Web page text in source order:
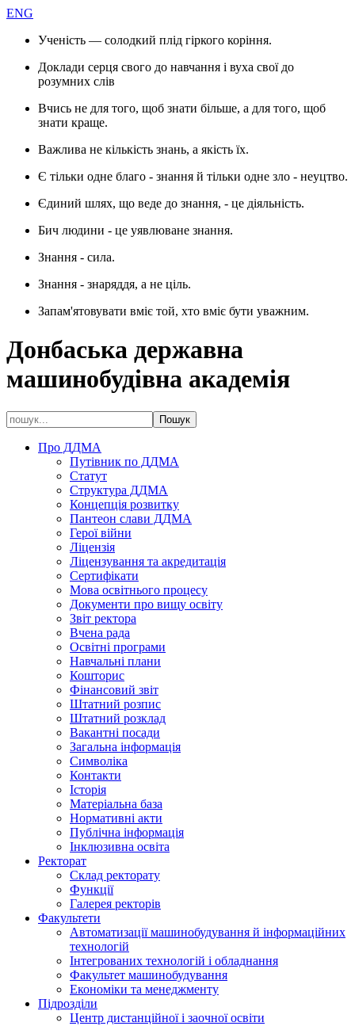
ENG
Ученість — солодкий плід гіркого коріння.
Доклади серця свого до навчання і вуха свої до
розумних слів
Вчись не для того, щоб знати більше, а для того, щоб
знати краще.
Важлива не кількість знань, а якість їх.
Є тільки одне благо - знання й тільки одне зло - неуцтво.
Єдиний шлях, що веде до знання, - це діяльність.
Бич людини - це уявлюване знання.
Знання - сила.
Знання - знаряддя, а не ціль.
Запам'ятовувати вміє той, хто вміє бути уважним.
Донбаська державна
машинобудівна академія
Про ДДМА
Путівник по ДДМА
Статут
Структура ДДМА
Концепція розвитку
Пантеон слави ДДМА
Герої війни
Ліцензія
Ліцензування та акредитація
Сертифікати
Мова освітнього процесу
Документи про вищу освіту
Звіт ректора
Вчена рада
Освітні програми
Навчальні плани
Кошторис
Фінансовий звіт
Штатний розпис
Штатний розклад
Вакантні посади
Загальна інформація
Символіка
Контакти
Історія
Матеріальна база
Нормативні акти
Публічна інформація
Інклюзивна освіта
Ректорат
Склад ректорату
Функції
Галерея ректорів
Факультети
Автоматизації машинобудування й інформаційних
технологій
Інтегрованих технологій і обладнання
Факультет машинобудування
Економіки та менеджменту
Підрозділи
Центр дистанційної і заочної освіти